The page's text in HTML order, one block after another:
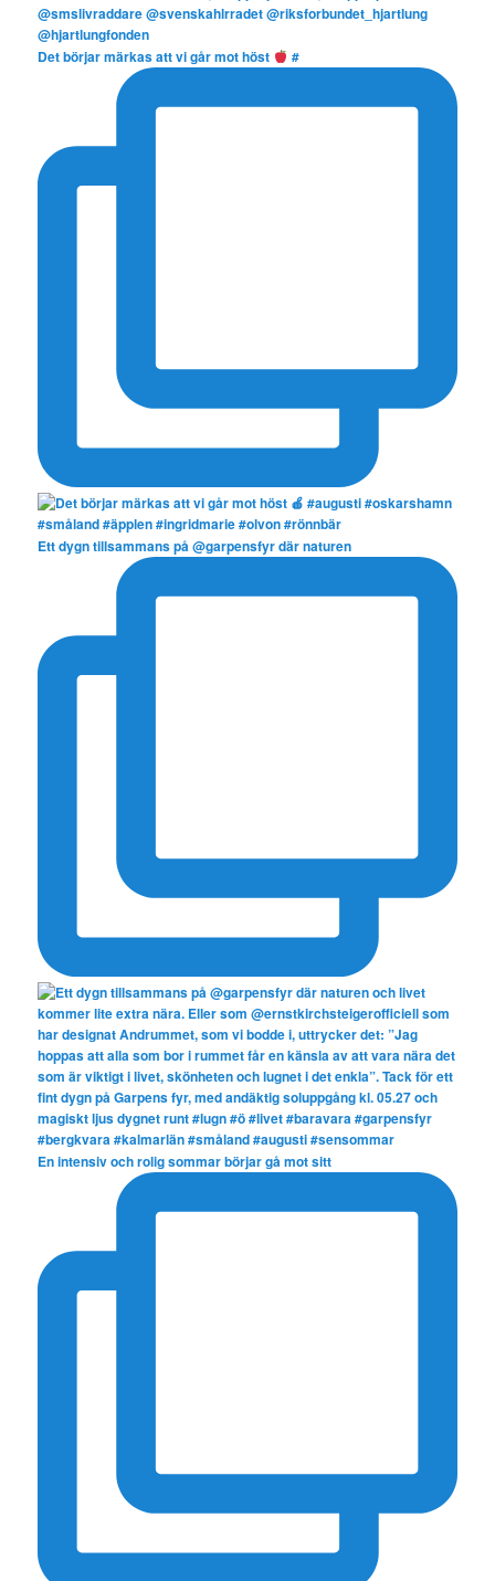
Det börjar märkas att vi går mot höst #
Ett dygn tillsammans på @garpensfyr där naturen
En intensiv och rolig sommar börjar gå mot sitt